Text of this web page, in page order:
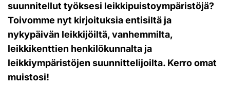
suunnitellut työksesi leikkipuistoympäristöjä?
Toivomme nyt kirjoituksia entisiltä ja
nykypäivän leikkijöiltä, vanhemmilta,
leikkikenttien henkilökunnalta ja
leikkiympäristöjen suunnittelijoilta. Kerro omat
muistosi!